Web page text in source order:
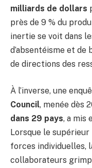
milliards de dollars
près de 9 % du
inertie se voit dans
d’absentéisme et
de directions des
À l’inverse, une
Council, menée dès
dans 29 pays, a mis
Lorsque le supérieur
forces individuelles,
collaborateurs